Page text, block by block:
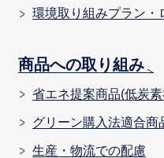
環境取り組みプラン・
商品への取り組み
省エネ提案商品(低炭
グリーン購入法適合商
生産・物流での配慮